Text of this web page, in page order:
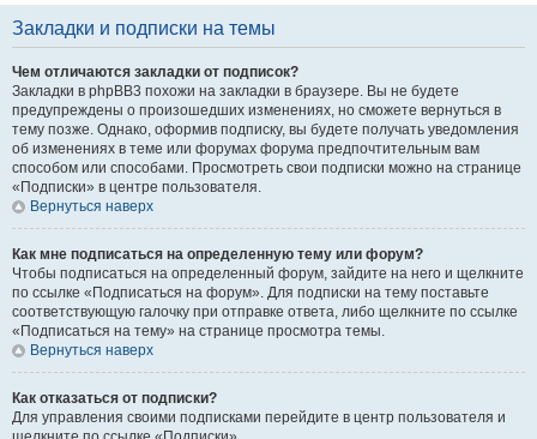
Закладки и подписки на темы
Чем отличаются закладки от подписок?
Закладки в phpBB3 похожи на закладки в браузере. Вы не будете
предупреждены о произошедших изменениях, но сможете вернуться в
тему позже. Однако, оформив подписку, вы будете получать уведомления
об изменениях в теме или форумах форума предпочтительным вам
способом или способами. Просмотреть свои подписки можно на странице
«Подписки» в центре пользователя.
Вернуться наверх
Как мне подписаться на определенную тему или форум?
Чтобы подписаться на определенный форум, зайдите на него и щелкните
по ссылке «Подписаться на форум». Для подписки на тему поставьте
соответствующую галочку при отправке ответа, либо щелкните по ссылке
«Подписаться на тему» на странице просмотра темы.
Вернуться наверх
Как отказаться от подписки?
Для управления своими подписками перейдите в центр пользователя и